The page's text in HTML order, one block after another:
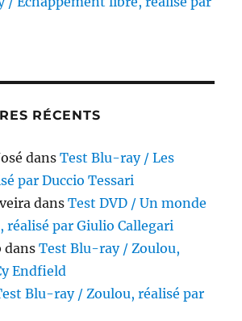
RÉCENTS
dansTest Blu-ray / Les
par Duccio Tessari
dansTest DVD / Un monde
réalisé par Giulio Callegari
dansTest Blu-ray / Zoulou,
Endfield
Blu-ray / Zoulou, réalisé par